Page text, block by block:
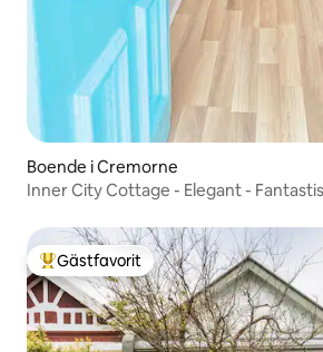
Boende i Cremorne
Inner City Cottage - Elegant -
Populär gästfavorit
Gästfavorit